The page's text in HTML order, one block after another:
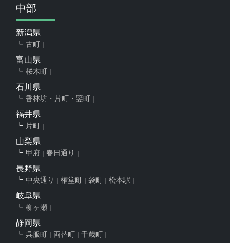
中部
新潟県
古町
富山県
桜木町
石川県
香林坊・片町・竪町
福井県
片町
山梨県
甲府 春日通り
長野県
中央通り 権堂町 袋町 松本駅
岐阜県
柳ヶ瀬
静岡県
呉服町 両替町 千歳町